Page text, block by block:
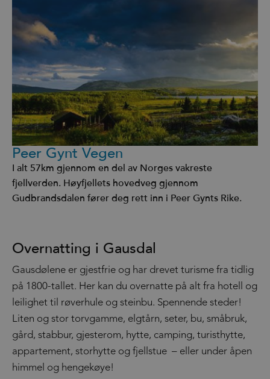
Peer Gynt Vegen
I alt 57km gjennom en del av Norges vakreste
fjellverden. Høyfjellets hovedveg gjennom
Gudbrandsdalen fører deg rett inn i Peer Gynts Rike.
Overnatting i Gausdal
Gausdølene er gjestfrie og har drevet turisme fra tidlig
på 1800-tallet. Her kan du overnatte på alt fra hotell og
leilighet til røverhule og steinbu. Spennende steder!
Liten og stor torvgamme, elgtårn, seter, bu, småbruk,
gård, stabbur, gjesterom, hytte, camping, turisthytte,
appartement, storhytte og fjellstue – eller under åpen
himmel og hengekøye!